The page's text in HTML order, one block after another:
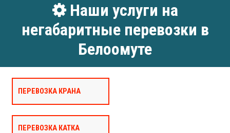
Наши услуги на
негабаритные перевозки в
Белоомуте
ПЕРЕВОЗКА КРАНА
ПЕРЕВОЗКА КАТКА